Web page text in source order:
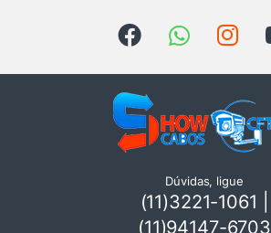
Dúvidas, ligue
(11)3221-1061 |
(11)94147-6703